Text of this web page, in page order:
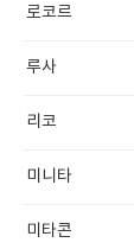
로코르
루사
리코
미니타
미타콘